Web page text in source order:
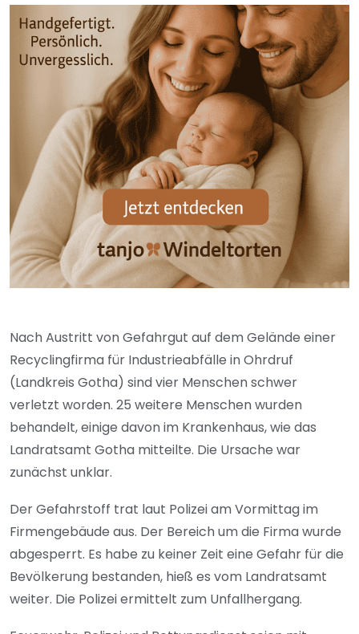
Nach Austritt von Gefahrgut auf dem Gelände einer
Recyclingfirma für Industrieabfälle in Ohrdruf
(Landkreis Gotha) sind vier Menschen schwer
verletzt worden. 25 weitere Menschen wurden
behandelt, einige davon im Krankenhaus, wie das
Landratsamt Gotha mitteilte. Die Ursache war
zunächst unklar.
Der Gefahrstoff trat laut Polizei am Vormittag im
Firmengebäude aus. Der Bereich um die Firma wurde
abgesperrt. Es habe zu keiner Zeit eine Gefahr für die
Bevölkerung bestanden, hieß es vom Landratsamt
weiter. Die Polizei ermittelt zum Unfallhergang.